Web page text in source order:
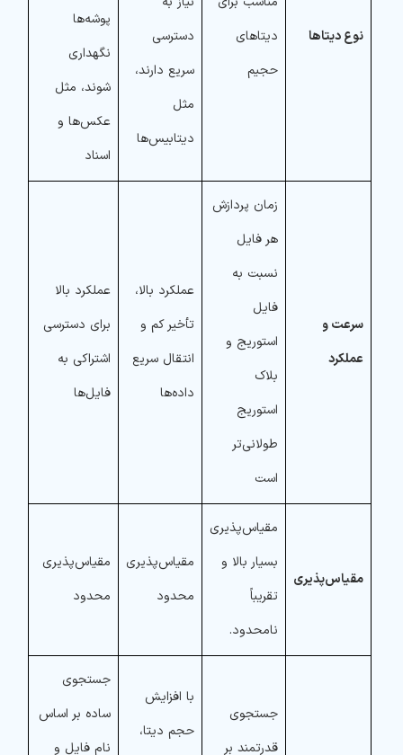
نوع دیتاها
دیتاهای
حجیم
دسترسی
سریع دارند،
مثل
دیتابیس‌ها
پوشه‌ها
نگهداری
شوند، مثل
عکس‌ها و
اسناد
سرعت و
عملکرد
زمان پردازش
هر فایل
نسبت به
فایل
استوریج و
بلاک
استوریج
طولانی‌تر
است
عملکرد بالا،
تأخیر کم و
انتقال سریع
داده‌ها
عملکرد بالا
برای دسترسی
اشتراکی به
فایل‌ها
مقیاس‌پذیری
مقیاس‌پذیری
بسیار بالا و
تقریباً
نامحدود.
مقیاس‌پذیری
محدود
مقیاس‌پذیری
محدود
جستجوی
قدرتمند بر
با افزایش
حجم دیتا،‌
جستجوی
ساده بر اساس
نام فایل و